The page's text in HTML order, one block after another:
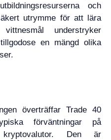
och
utrymme för att lära
understryker
en mängd olika
överträffar Trade 40
förväntningar på
kryptovalutor. Den är